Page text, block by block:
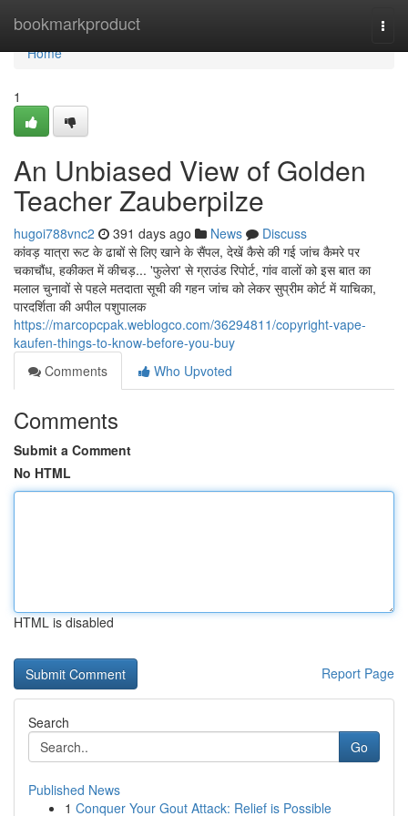
bookmarkproduct
Home
Home
1
An Unbiased View of Golden
Teacher Zauberpilze
hugoi788vnc2 391 days ago News
Discuss
कांवड़ यात्रा रूट के ढाबों से लिए खाने के सैंपल, देखें कैसे की गई जांच कैमरे पर
चकाचौंध, हकीकत में कीचड़... 'फुलेरा' से ग्राउंड रिपोर्ट, गांव वालों को इस बात का
मलाल चुनावों से पहले मतदाता सूची की गहन जांच को लेकर सुप्रीम कोर्ट में याचिका,
पारदर्शिता की अपील पशुपालक
https://marcopcpak.weblogco.com/36294811/copyright-vape-
kaufen-things-to-know-before-you-buy
Comments
Who Upvoted
Comments
Submit a Comment
No HTML
HTML is disabled
Report Page
Search
Go
Published News
1 Conquer Your Gout Attack: Relief is Possible